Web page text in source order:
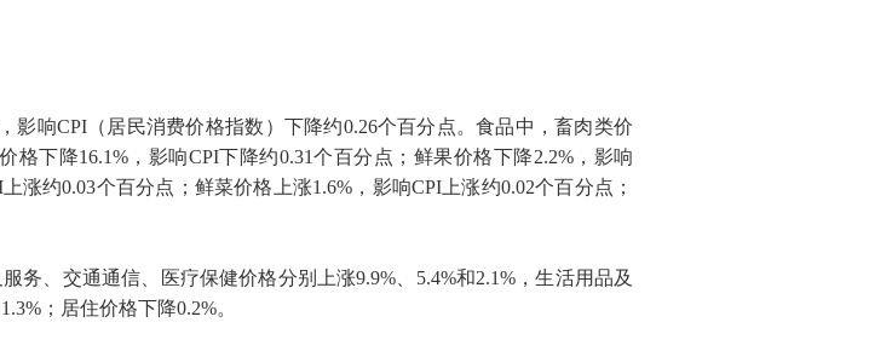
影响CPI（居民消费价格指数）下降约0.26个百分点。食品中，畜肉类价
格下降16.1% ，影响CPI下降约0.31个百分点；鲜果价格下降2.2%，影响
上涨约0.03个百分点；鲜菜价格上涨1.6% ，影响CPI 上涨约0.02个百分点；
、交通通信、医疗保健价格分别上涨9.9% 5.4%和2.1% ，生活用品及
1.3% ；居住价格下降0.2%。